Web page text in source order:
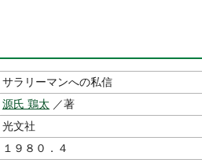
サラリーマンへの私信
源氏 鶏太 ／著
光文社
１９８０．４